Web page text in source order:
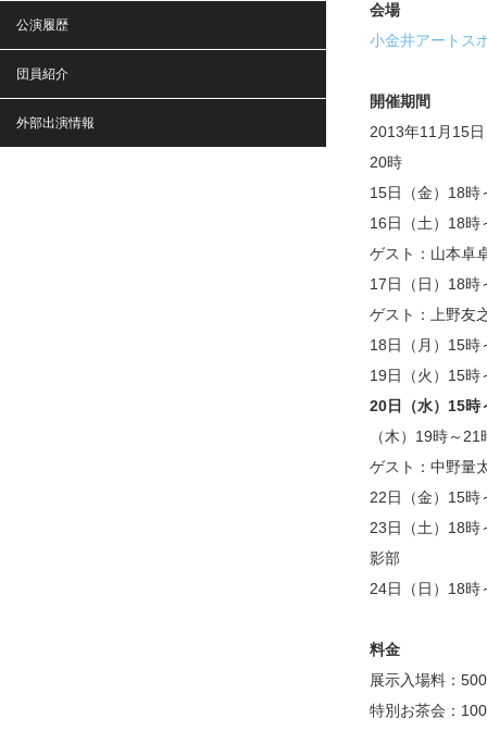
会場
小金井アートス
開催期間
2013年11月15
20時
15日（金）18時
16日（土）18
ゲスト：山本卓
17日（日）18
ゲスト：上野友
18日（月）15時
19日（火）15
20日（水）15時
（木）19時～
ゲスト：中野量
22日（金）15
23日（土）18
影部
24日（日）18時
料金
展示入場料：
特別お茶会：
公演履歴
団員紹介
外部出演情報